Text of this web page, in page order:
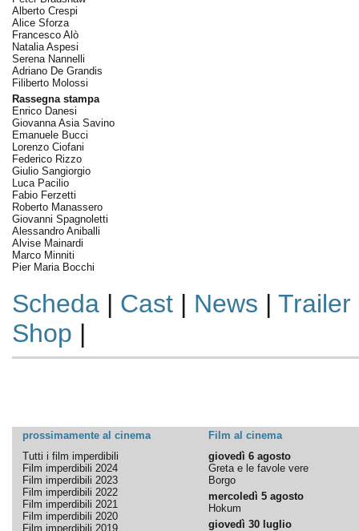
Alberto Crespi
Alice Sforza
Francesco Alò
Natalia Aspesi
Serena Nannelli
Adriano De Grandis
Filiberto Molossi
Rassegna stampa
Enrico Danesi
Giovanna Asia Savino
Emanuele Bucci
Lorenzo Ciofani
Federico Rizzo
Giulio Sangiorgio
Luca Pacilio
Fabio Ferzetti
Roberto Manassero
Giovanni Spagnoletti
Alessandro Aniballi
Alvise Mainardi
Marco Minniti
Pier Maria Bocchi
Scheda| Cast| News | Trailer
Shop |
prossimamente al cinema
Film al cinema
Tutti i film imperdibili
Film imperdibili 2024
Film imperdibili 2023
Film imperdibili 2022
Film imperdibili 2021
Film imperdibili 2020
Film imperdibili 2019
giovedì 6 agosto
Greta e le favole vere
Borgo
mercoledì 5 agosto
Hokum
giovedì 30 luglio